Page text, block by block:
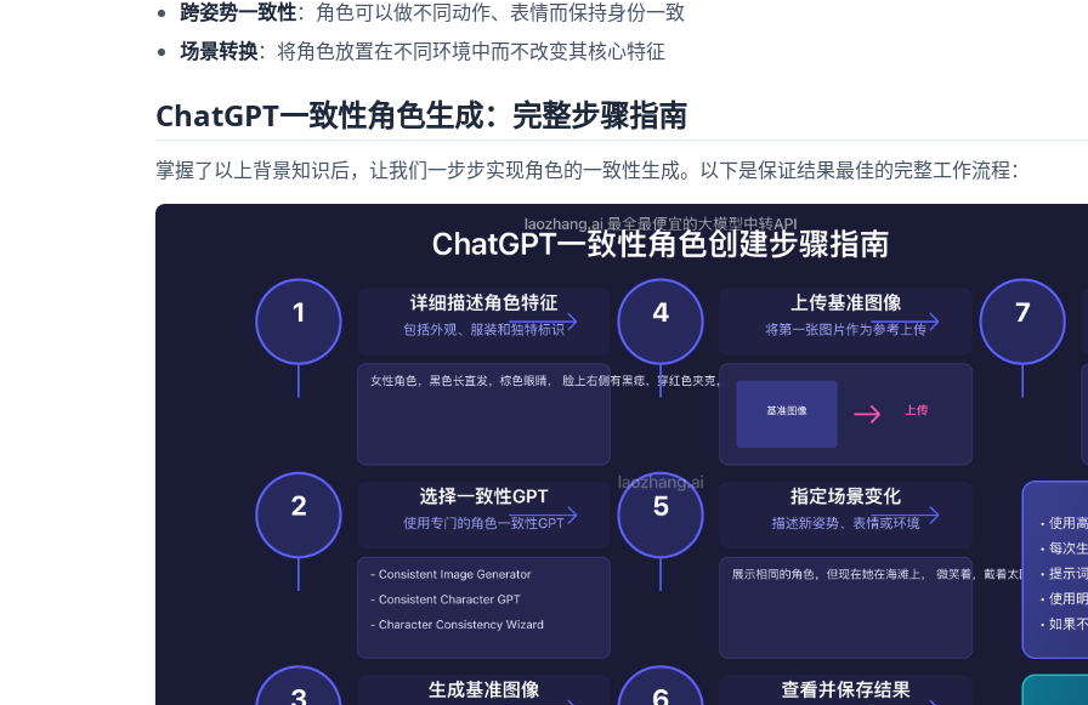
跨姿势一致性：角色可以做不同动作、表情而保持身份一致
场景转换：将角色放置在不同环境中而不改变其核心特征
ChatGPT一致性角色生成：完整步骤指南
掌握了以上背景知识后，让我们一步步实现角色的一致性生成。以下是保证结果最佳的完整工作流程：